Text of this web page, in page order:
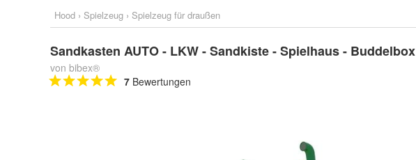
Hood › Spielzeug › Spielzeug für draußen
Sandkasten AUTO - LKW - Sandkiste - Spielhaus - Buddelbox
von bibex®
7 Bewertungen